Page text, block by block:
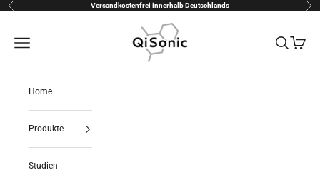
Zum Inhalt springen
Zurück Versandkostenfrei innerhalb Deutschlands Vor
QiSonic
Menü
Suchen
Home
Produkte
Studien